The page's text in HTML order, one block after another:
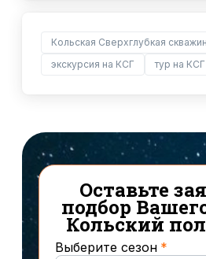
14/08
2
2
19/08
20/08
3
21/08
2
23/08
2
24/08
2
25/08
2
Кольская Сверхглубкая
экскурсия на КСГ
тур на КСГ
Оставьте
подбор
Кольский
Выберите сезон